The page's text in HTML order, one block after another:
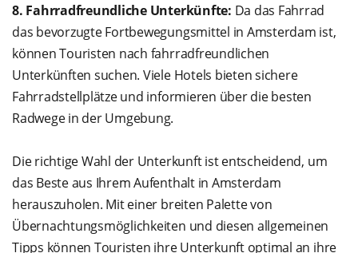
8. Fahrradfreundliche Unterkünfte: Da das Fahrrad
das bevorzugte Fortbewegungsmittel in Amsterdam ist,
können Touristen nach fahrradfreundlichen
Unterkünften suchen. Viele Hotels bieten sichere
Fahrradstellplätze und informieren über die besten
Radwege in der Umgebung.
Die richtige Wahl der Unterkunft ist entscheidend, um
das Beste aus Ihrem Aufenthalt in Amsterdam
herauszuholen. Mit einer breiten Palette von
Übernachtungsmöglichkeiten und diesen allgemeinen
Tipps können Touristen ihre Unterkunft optimal an ihre